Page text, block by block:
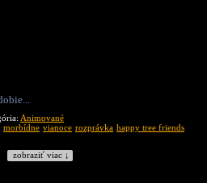
Animované
morbídne vianoce rozprávka happy tree friends
zobraziť viac ↓